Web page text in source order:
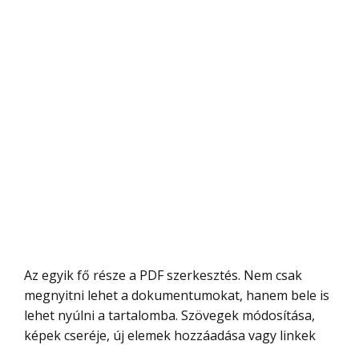
Az egyik fő része a PDF szerkesztés. Nem csak
megnyitni lehet a dokumentumokat, hanem bele is
lehet nyúlni a tartalomba. Szövegek módosítása,
képek cseréje, új elemek hozzáadása vagy linkek